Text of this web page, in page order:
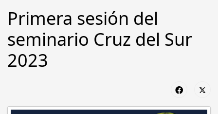
Primera sesión del
seminario Cruz del Sur
2023